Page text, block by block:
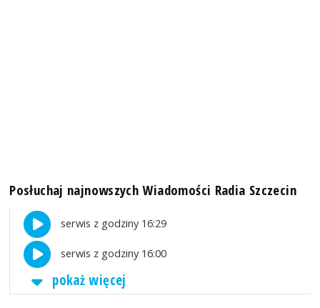
Posłuchaj najnowszych Wiadomości Radia Szczecin
serwis z godziny 16:29
serwis z godziny 16:00
pokaż więcej